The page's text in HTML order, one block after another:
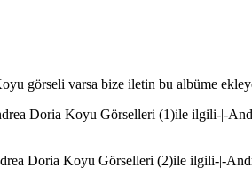
görseli varsa bize iletin bu albüme
Doria Koyu Görselleri (1)ile ilgili-|-
Doria Koyu Görselleri (2)ile ilgili-|-